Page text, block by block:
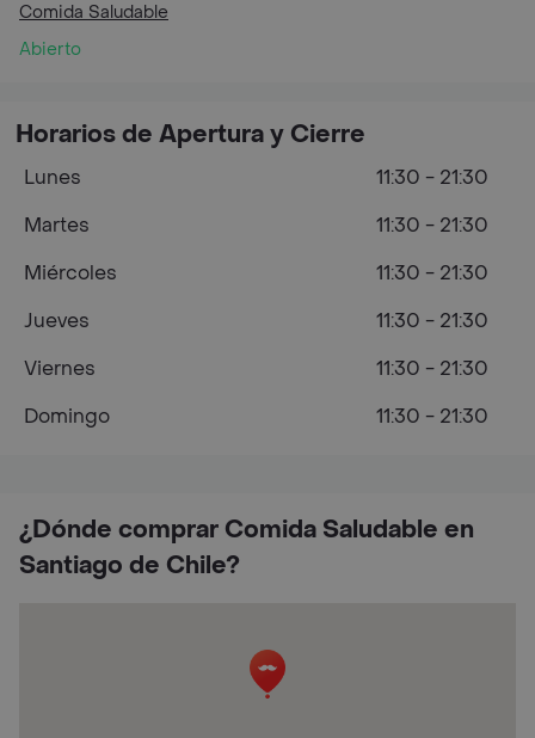
Comida Saludable
Abierto
¿Dónde comprar Comida Saludable en
Santiago de Chile?
Horarios de Apertura y Cierre
Lunes
11:30 - 21:30
Martes
11:30 - 21:30
Miércoles
11:30 - 21:30
Jueves
11:30 - 21:30
Viernes
11:30 - 21:30
Domingo
11:30 - 21:30